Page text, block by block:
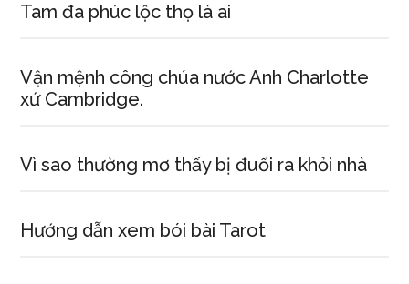
Tam đa phúc lộc thọ là ai
Vận mệnh công chúa nước Anh Charlotte
xứ Cambridge.
Vì sao thường mơ thấy bị đuổi ra khỏi nhà
Hướng dẫn xem bói bài Tarot